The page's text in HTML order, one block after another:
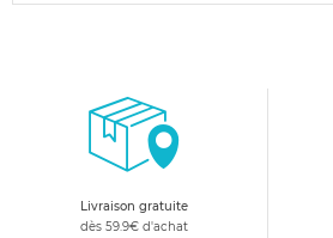
Livraison gratuite
dès 59.9€ d'achat